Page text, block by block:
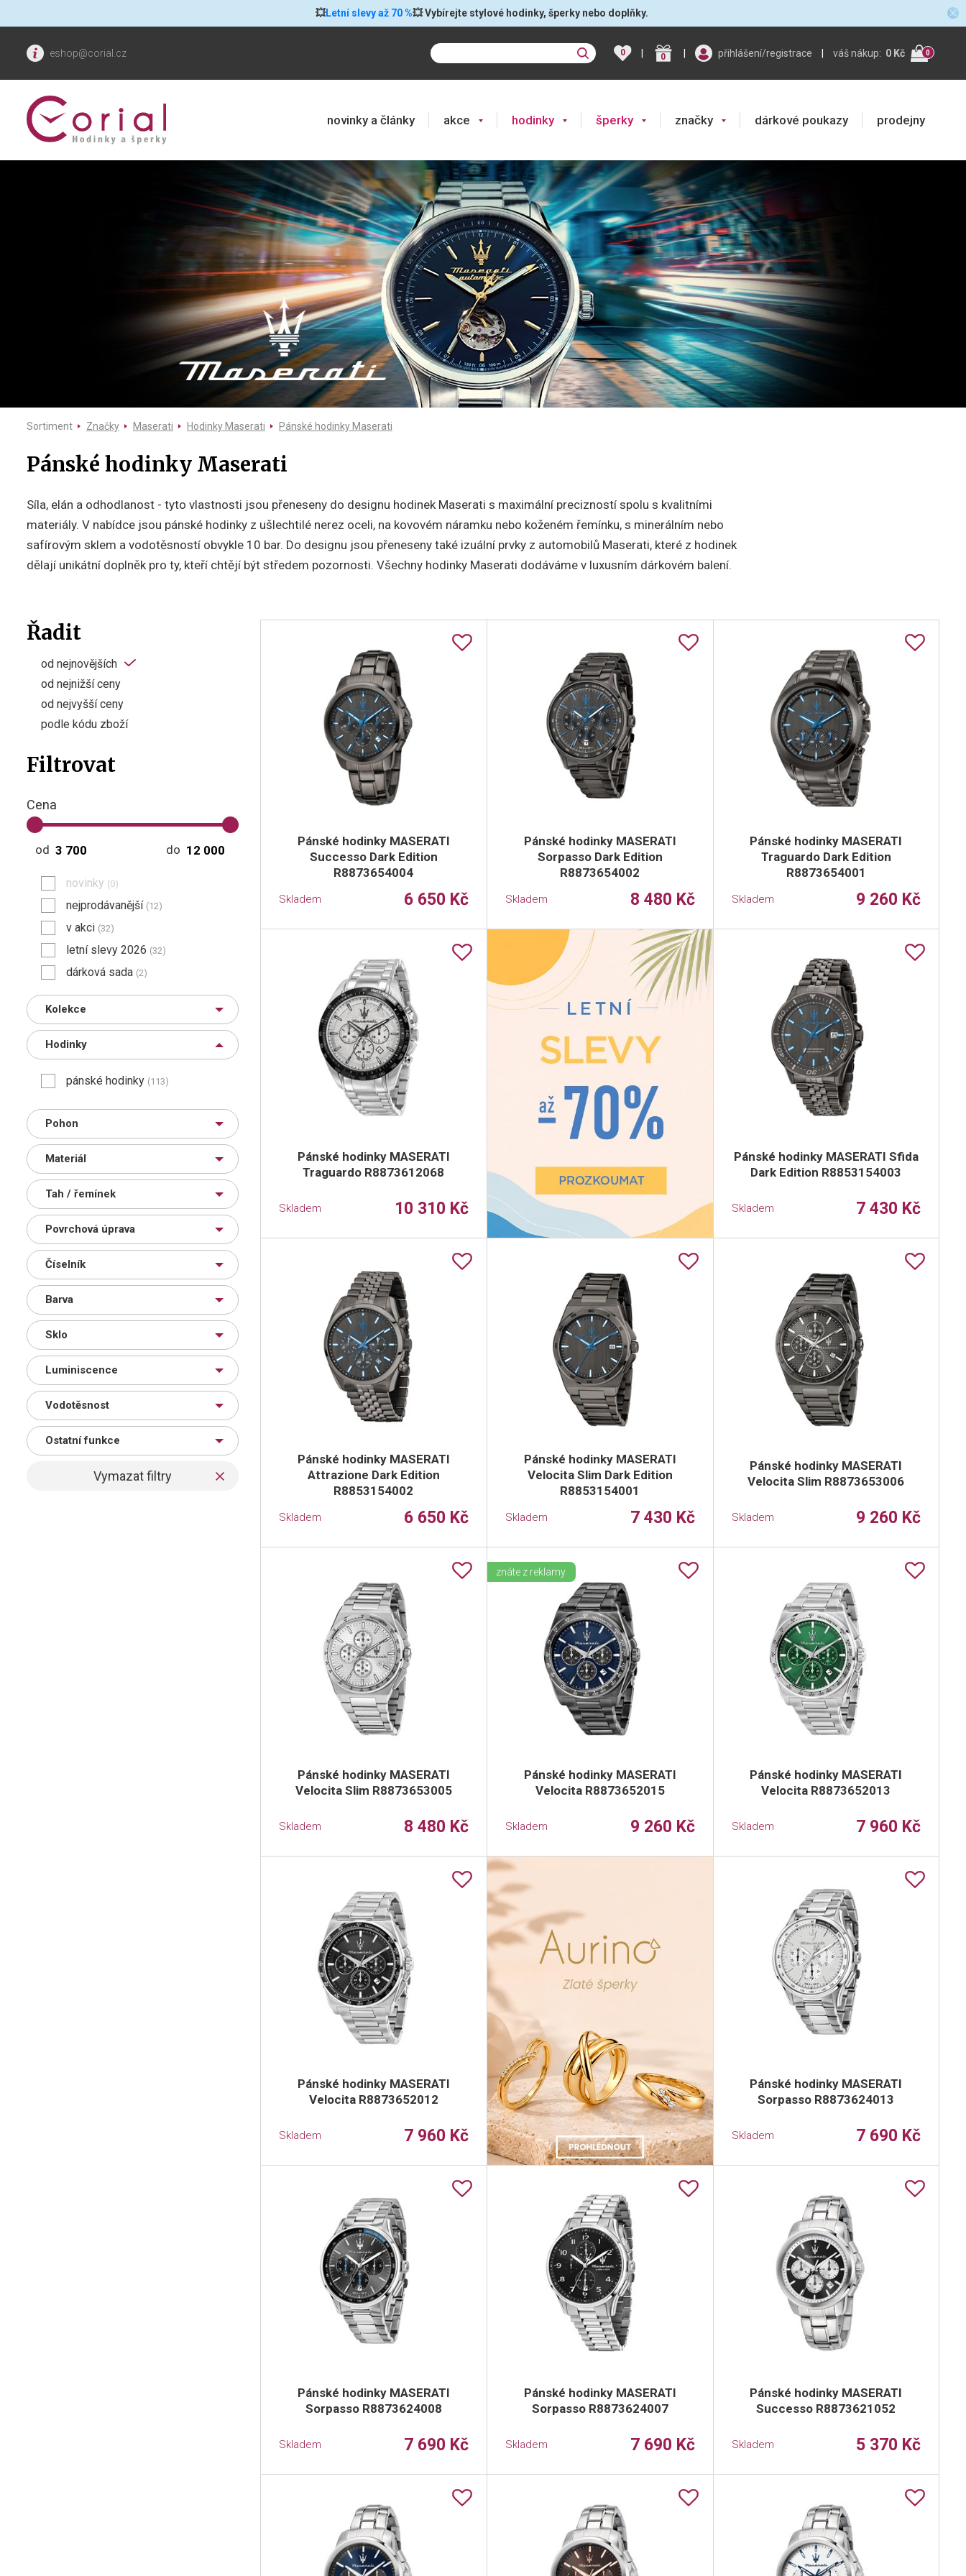
💥Letní slevy až 70 %💥 Vybírejte stylové hodinky, šperky nebo doplňky.
eshop@corial.cz 0 | 0 | přihlášení/registrace | váš nákup: 0 Kč 0
novinky a články akce hodinky šperky značky dárkové poukazy prodejny
Sortiment Značky Maserati Hodinky Maserati Pánské hodinky Maserati
Pánské hodinky Maserati
Síla, elán a odhodlanost - tyto vlastnosti jsou přeneseny do designu hodinek Maserati s maximální precizností spolu s kvalitními
materiály. V nabídce jsou pánské hodinky z ušlechtilé nerez oceli, na kovovém náramku nebo koženém řemínku, s minerálním nebo
safírovým sklem a vodotěsností obvykle 10 bar. Do designu jsou přeneseny také izuální prvky z automobilů Maserati, které z hodinek
dělají unikátní doplněk pro ty, kteří chtějí být středem pozornosti. Všechny hodinky Maserati dodáváme v luxusním dárkovém balení.
Řadit
od nejnovějších
od nejnižší ceny
od nejvyšší ceny
podle kódu zboží
Filtrovat
Cena
od do
novinky (0)
nejprodávanější (12)
v akci (32)
letní slevy 2026 (32)
dárková sada (2)
Kolekce
Hodinky
pánské hodinky (113)
Pohon
Materiál
Tah / řemínek
Povrchová úprava
Číselník
Barva
Sklo
Luminiscence
Vodotěsnost
Ostatní funkce
Pánské hodinky MASERATI
Successo Dark Edition
R8873654004
Skladem 6 650 Kč
Pánské hodinky MASERATI
Sorpasso Dark Edition
R8873654002
Skladem 8 480 Kč
Pánské hodinky MASERATI
Traguardo Dark Edition
R8873654001
Skladem 9 260 Kč
Pánské hodinky MASERATI
Traguardo R8873612068
Skladem 10 310 Kč
Pánské hodinky MASERATI Sfida
Dark Edition R8853154003
Skladem 7 430 Kč
Pánské hodinky MASERATI
Attrazione Dark Edition
R8853154002
Skladem 6 650 Kč
Pánské hodinky MASERATI
Velocita Slim Dark Edition
R8853154001
Skladem 7 430 Kč
Pánské hodinky MASERATI
Velocita Slim R8873653006
Skladem 9 260 Kč
Pánské hodinky MASERATI
Velocita Slim R8873653005
Skladem 8 480 Kč
Pánské hodinky MASERATI
Velocita R8873652015
znáte z reklamy
Skladem 9 260 Kč
Pánské hodinky MASERATI
Velocita R8873652013
Skladem 7 960 Kč
Pánské hodinky MASERATI
Velocita R8873652012
Skladem 7 960 Kč
Pánské hodinky MASERATI
Sorpasso R8873624013
Skladem 7 690 Kč
Pánské hodinky MASERATI
Sorpasso R8873624008
Skladem 7 690 Kč
Pánské hodinky MASERATI
Sorpasso R8873624007
Skladem 7 690 Kč
Pánské hodinky MASERATI
Successo R8873621052
Skladem 5 370 Kč